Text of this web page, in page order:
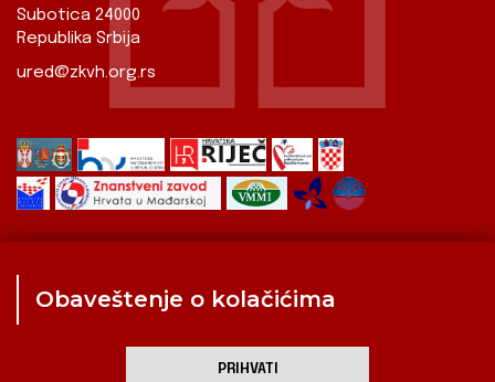
Subotica 24000
Republika Srbija
ured@zkvh.org.rs
Kulturna scena
Obaveštenje o kolačićima
PRIHVATI